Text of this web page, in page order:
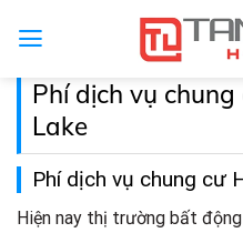
Phí dịch vụ
Lake
Phí dịch vụ chung cư
Hiện nay thị trường bất